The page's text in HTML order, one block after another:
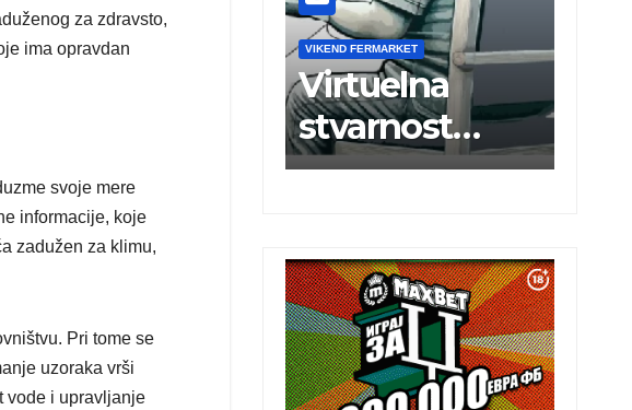
za zdravsto,
ima opravdan
svoje mere
informacije, koje
zadužen za klimu,
Pri tome se
uzoraka vrši
vode i upravljanje
stvarnost
poboljšava
oporavak ruke
nakon
moždanog
udara
VIKEND FERMARKET
Brže
priključenje
na
tsku mrežu